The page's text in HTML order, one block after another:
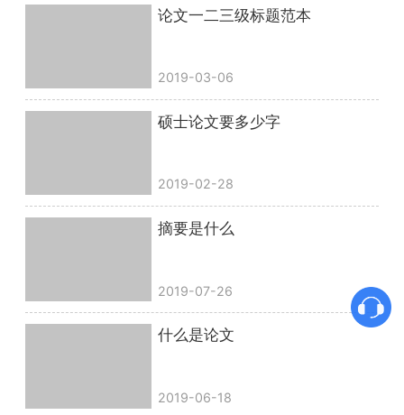
论文一二三级标题范本
2019-03-06
硕士论文要多少字
2019-02-28
摘要是什么
2019-07-26
什么是论文
2019-06-18